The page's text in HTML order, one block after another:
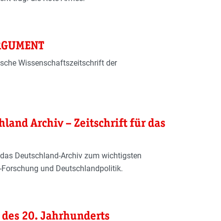
Wissenschaftszeitschrift der
Archiv – Zeitschrift für das
Deutschland-Archiv zum wichtigsten
und Deutschlandpolitik.
20. Jahrhunderts